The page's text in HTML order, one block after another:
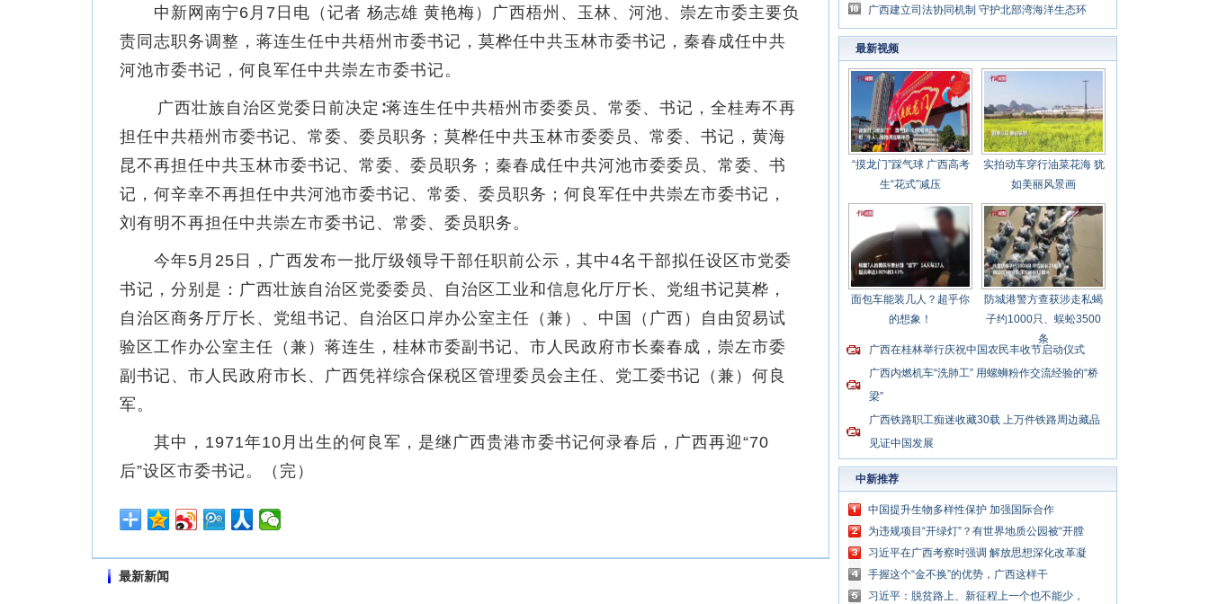
中新网南宁6月7日电（记者 杨志雄 黄艳梅）广西梧州、玉林、河池、崇左市委主要负
责同志职务调整，蒋连生任中共梧州市委书记，莫桦任中共玉林市委书记，秦春成任中共
河池市委书记，何良军任中共崇左市委书记。
广西壮族自治区党委日前决定∶蒋连生任中共梧州市委委员、常委、书记，全桂寿不再
担任中共梧州市委书记、常委、委员职务；莫桦任中共玉林市委委员、常委、书记，黄海
昆不再担任中共玉林市委书记、常委、委员职务；秦春成任中共河池市委委员、常委、书
记，何辛幸不再担任中共河池市委书记、常委、委员职务；何良军任中共崇左市委书记，
刘有明不再担任中共崇左市委书记、常委、委员职务。
今年5月25日，广西发布一批厅级领导干部任职前公示，其中4名干部拟任设区市党委
书记，分别是：广西壮族自治区党委委员、自治区工业和信息化厅厅长、党组书记莫桦，
自治区商务厅厅长、党组书记、自治区口岸办公室主任（兼）、中国（广西）自由贸易试
验区工作办公室主任（兼）蒋连生，桂林市委副书记、市人民政府市长秦春成，崇左市委
副书记、市人民政府市长、广西凭祥综合保税区管理委员会主任、党工委书记（兼）何良
军。
其中，1971年10月出生的何良军，是继广西贵港市委书记何录春后，广西再迎“70
后”设区市委书记。（完）
最新新闻
广西建立司法协同机制 守护北部湾海洋生态环
境
最新视频
“摸龙门”踩气球 广西高考
生“花式”减压
实拍动车穿行油菜花海 犹
如美丽风景画
面包车能装几人？超乎你
的想象！
防城港警方查获涉走私蝎
子约1000只、蜈蚣3500
条
广西在桂林举行庆祝中国农民丰收节启动仪式
广西内燃机车“洗肺工” 用螺蛳粉作交流经验的“桥
梁”
广西铁路职工痴迷收藏30载 上万件铁路周边藏品
见证中国发展
中新推荐
中国提升生物多样性保护 加强国际合作
为违规项目“开绿灯”？有世界地质公园被“开膛
破肚”
习近平在广西考察时强调 解放思想深化改革凝
心聚力担当实干 建设新时代中国特色社会主义
壮美
手握这个“金不换”的优势，广西这样干
习近平：脱贫路上、新征程上一个也不能少，